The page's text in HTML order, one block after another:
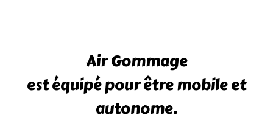
Air Gommage
est équipé pour être mobile et
autonome.